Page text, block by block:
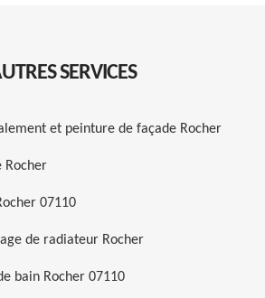
SERVICES
et peinture de façade Rocher
Rocher
07110
de radiateur Rocher
bain Rocher 07110